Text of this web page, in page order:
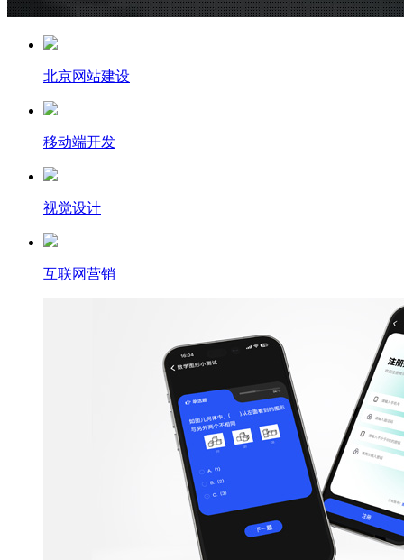
北京网站建设
移动端开发
视觉设计
互联网营销